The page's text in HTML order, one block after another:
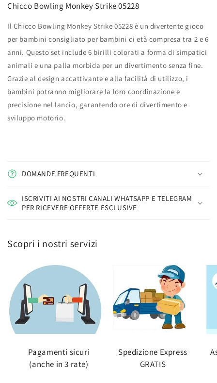
Chicco Bowling Monkey Strike 05228
Il Chicco Bowling Monkey Strike 05228 è un divertente gioco
per bambini consigliato per bambini di età compresa tra 2 e 6
anni. Questo set include 6 birilli colorati a forma di simpatici
animali e una palla morbida per un divertimento senza fine.
Grazie al design accattivante e alla facilità di utilizzo, i
bambini potranno migliorare la loro coordinazione e
precisione nel lancio, garantendo ore di divertimento e
sviluppo motorio.
DOMANDE FREQUENTI
ISCRIVITI AI NOSTRI CANALI WHATSAPP E TELEGRAM
PER RICEVERE OFFERTE ESCLUSIVE
Scopri i nostri servizi
Pagamenti sicuri
(anche in 3 rate)
Spedizione Express
GRATIS